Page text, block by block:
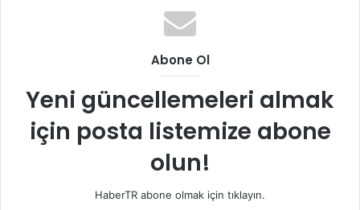
Abone Ol
Yeni güncellemeleri almak
için posta listemize abone
olun!
HaberTR abone olmak için tıklayın.